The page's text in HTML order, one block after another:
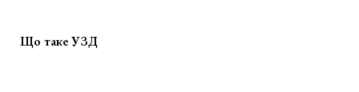
Що таке УЗД